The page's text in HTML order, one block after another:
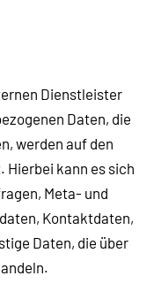
Dienstleister
Daten, die
werden auf den
Hierbei kann es sich
Meta- und
Kontaktdaten,
Daten, die über